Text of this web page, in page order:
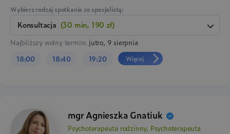
Wybierz rodzaj spotkania ze specjalistą:
konsultacja (30 min, 190 zł)
Najbliższy wolny termin: jutro, 9 sierpnia
18:00
18:40 19:20 Więcej
mgr Agnieszka Gnatiuk
Psychoterapeuta rodzinny, Psychoterapeuta